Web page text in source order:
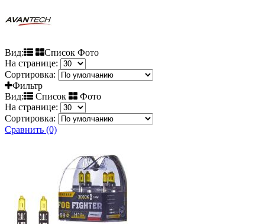
Вид:
Список Фото
На странице:
Сортировка:
Фильтр
Вид:
Список
Фото
На странице:
Сортировка:
Сравнить (0)